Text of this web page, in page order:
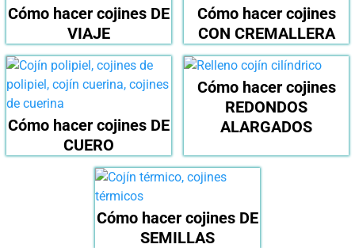
Cómo hacer cojines DE
VIAJE
Cómo hacer cojines
CON CREMALLERA
Cómo hacer cojines DE
CUERO
Cómo hacer cojines
REDONDOS
ALARGADOS
Cómo hacer cojines DE
SEMILLAS